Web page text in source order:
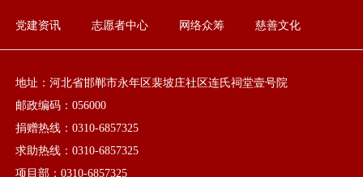
党建资讯 志愿者中心 网络众筹 慈善文化
地址：河北省邯郸市永年区裴坡庄社区连氏祠堂壹号院
邮政编码：056000
捐赠热线：0310-6857325
求助热线：0310-6857325
项目部：0310-6857325